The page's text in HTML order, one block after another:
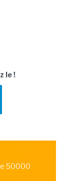
le !
50000